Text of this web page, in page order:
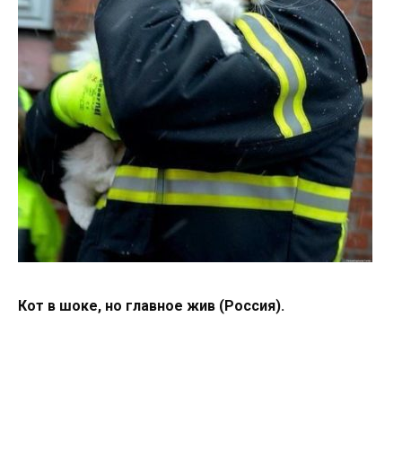
Кот в шоке, но главное жив (Россия).